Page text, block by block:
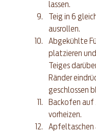
lassen.
Teig in 6
ausrollen.
Abgekühlte
platzieren
Teiges
Ränder
geschlossen
Backofen auf
vorheizen.
Apfeltaschen